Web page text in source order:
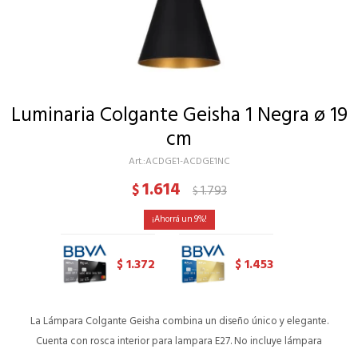
Luminaria Colgante Geisha 1 Negra ø 19
cm
ACDGE1-ACDGE1NC
$1.614 $1.793
9
$1.372 $1.453
La Lámpara Colgante Geisha combina un diseño único y elegante.
Cuenta con rosca interior para lampara E27. No incluye lámpara